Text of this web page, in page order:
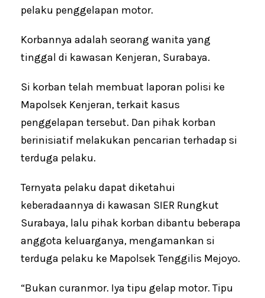
pelaku penggelapan motor.
Korbannya adalah seorang wanita yang
tinggal di kawasan Kenjeran, Surabaya.
Si korban telah membuat laporan polisi ke
Mapolsek Kenjeran, terkait kasus
penggelapan tersebut. Dan pihak korban
berinisiatif melakukan pencarian terhadap si
terduga pelaku.
Ternyata pelaku dapat diketahui
keberadaannya di kawasan SIER Rungkut
Surabaya, lalu pihak korban dibantu beberapa
anggota keluarganya, mengamankan si
terduga pelaku ke Mapolsek Tenggilis Mejoyo.
“Bukan curanmor. Iya tipu gelap motor. Tipu